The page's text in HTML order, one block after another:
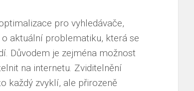
pro vyhledávače,
aktuální problematiku, která se
Důvodem je zejména možnost
na internetu. Zviditelnění
každý zvyklí, ale přirozeně